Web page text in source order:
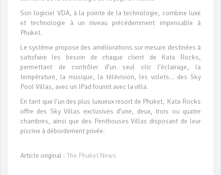
Son logiciel VDA, à la pointe de la technologie, combine luxe
et technologie à un niveau précédemment impensable à
Phuket.
Le système propose des améliorations sur mesure destinées à
satisfaire les besoin de chaque client de Kata Rocks,
permettant de contrôler d’un seul clic l’éclairage, la
température, la musique, la télévision, les volets… des Sky
Pool Villas, avec un IPad fournit avec la villa.
En tant que l’un des plus luxueux resort de Phuket, Kata Rocks
offre des Sky Villas exclusives d’une, deux, trois ou quatre
chambres, ainsi que des Penthouses Villas disposant de leur
piscine à débordement privée.
Article original : The Phuket News